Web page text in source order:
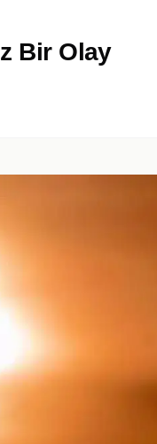
Bir Olay